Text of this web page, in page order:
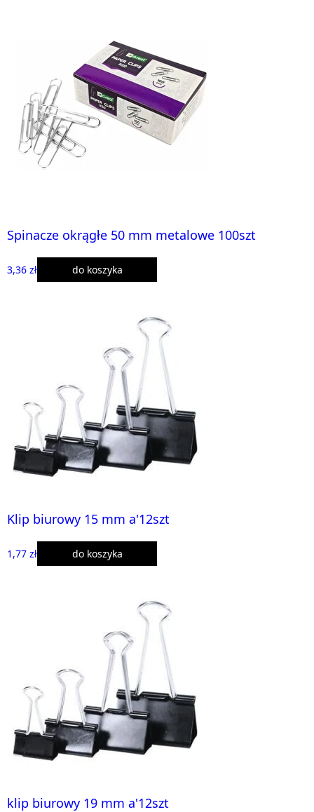
Spinacze okrągłe 50 mm metalowe 100szt
3,36 zł do koszyka
Klip biurowy 15 mm a'12szt
1,77 zł do koszyka
klip biurowy 19 mm a'12szt